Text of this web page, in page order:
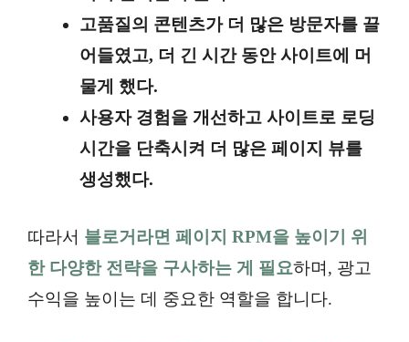
고품질의 콘텐츠가 더 많은 방문자를 끌
어들였고, 더 긴 시간 동안 사이트에 머
물게 했다.
사용자 경험을 개선하고 사이트로 로딩
시간을 단축시켜 더 많은 페이지 뷰를
생성했다.
따라서 블로거라면 페이지 RPM을 높이기 위
한 다양한 전략을 구사하는 게 필요하며, 광고
수익을 높이는 데 중요한 역할을 합니다.